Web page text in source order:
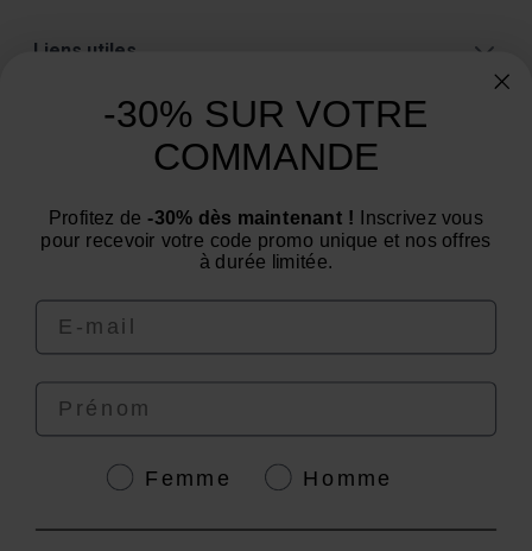
Liens utiles
Nous contacter par email
-30% SUR VOTRE
COMMANDE
Profitez de -30% dès maintenant ! Inscrivez vous
pour recevoir votre code promo unique et nos offres
à durée limitée.
Email
Prénom
GenreFemme Homme